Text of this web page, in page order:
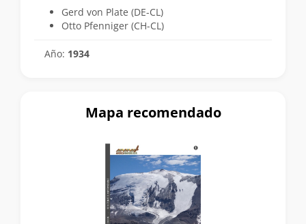
Gerd von Plate (DE-CL)
Otto Pfenniger (CH-CL)
Año: 1934
Mapa recomendado